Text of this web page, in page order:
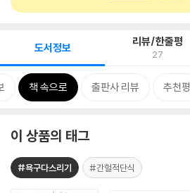
도서정보 리뷰/한줄평
27
책 속으로 출판사 리뷰 추천평
이 상품의 태그
#욕구다스리기 #간헐적단식